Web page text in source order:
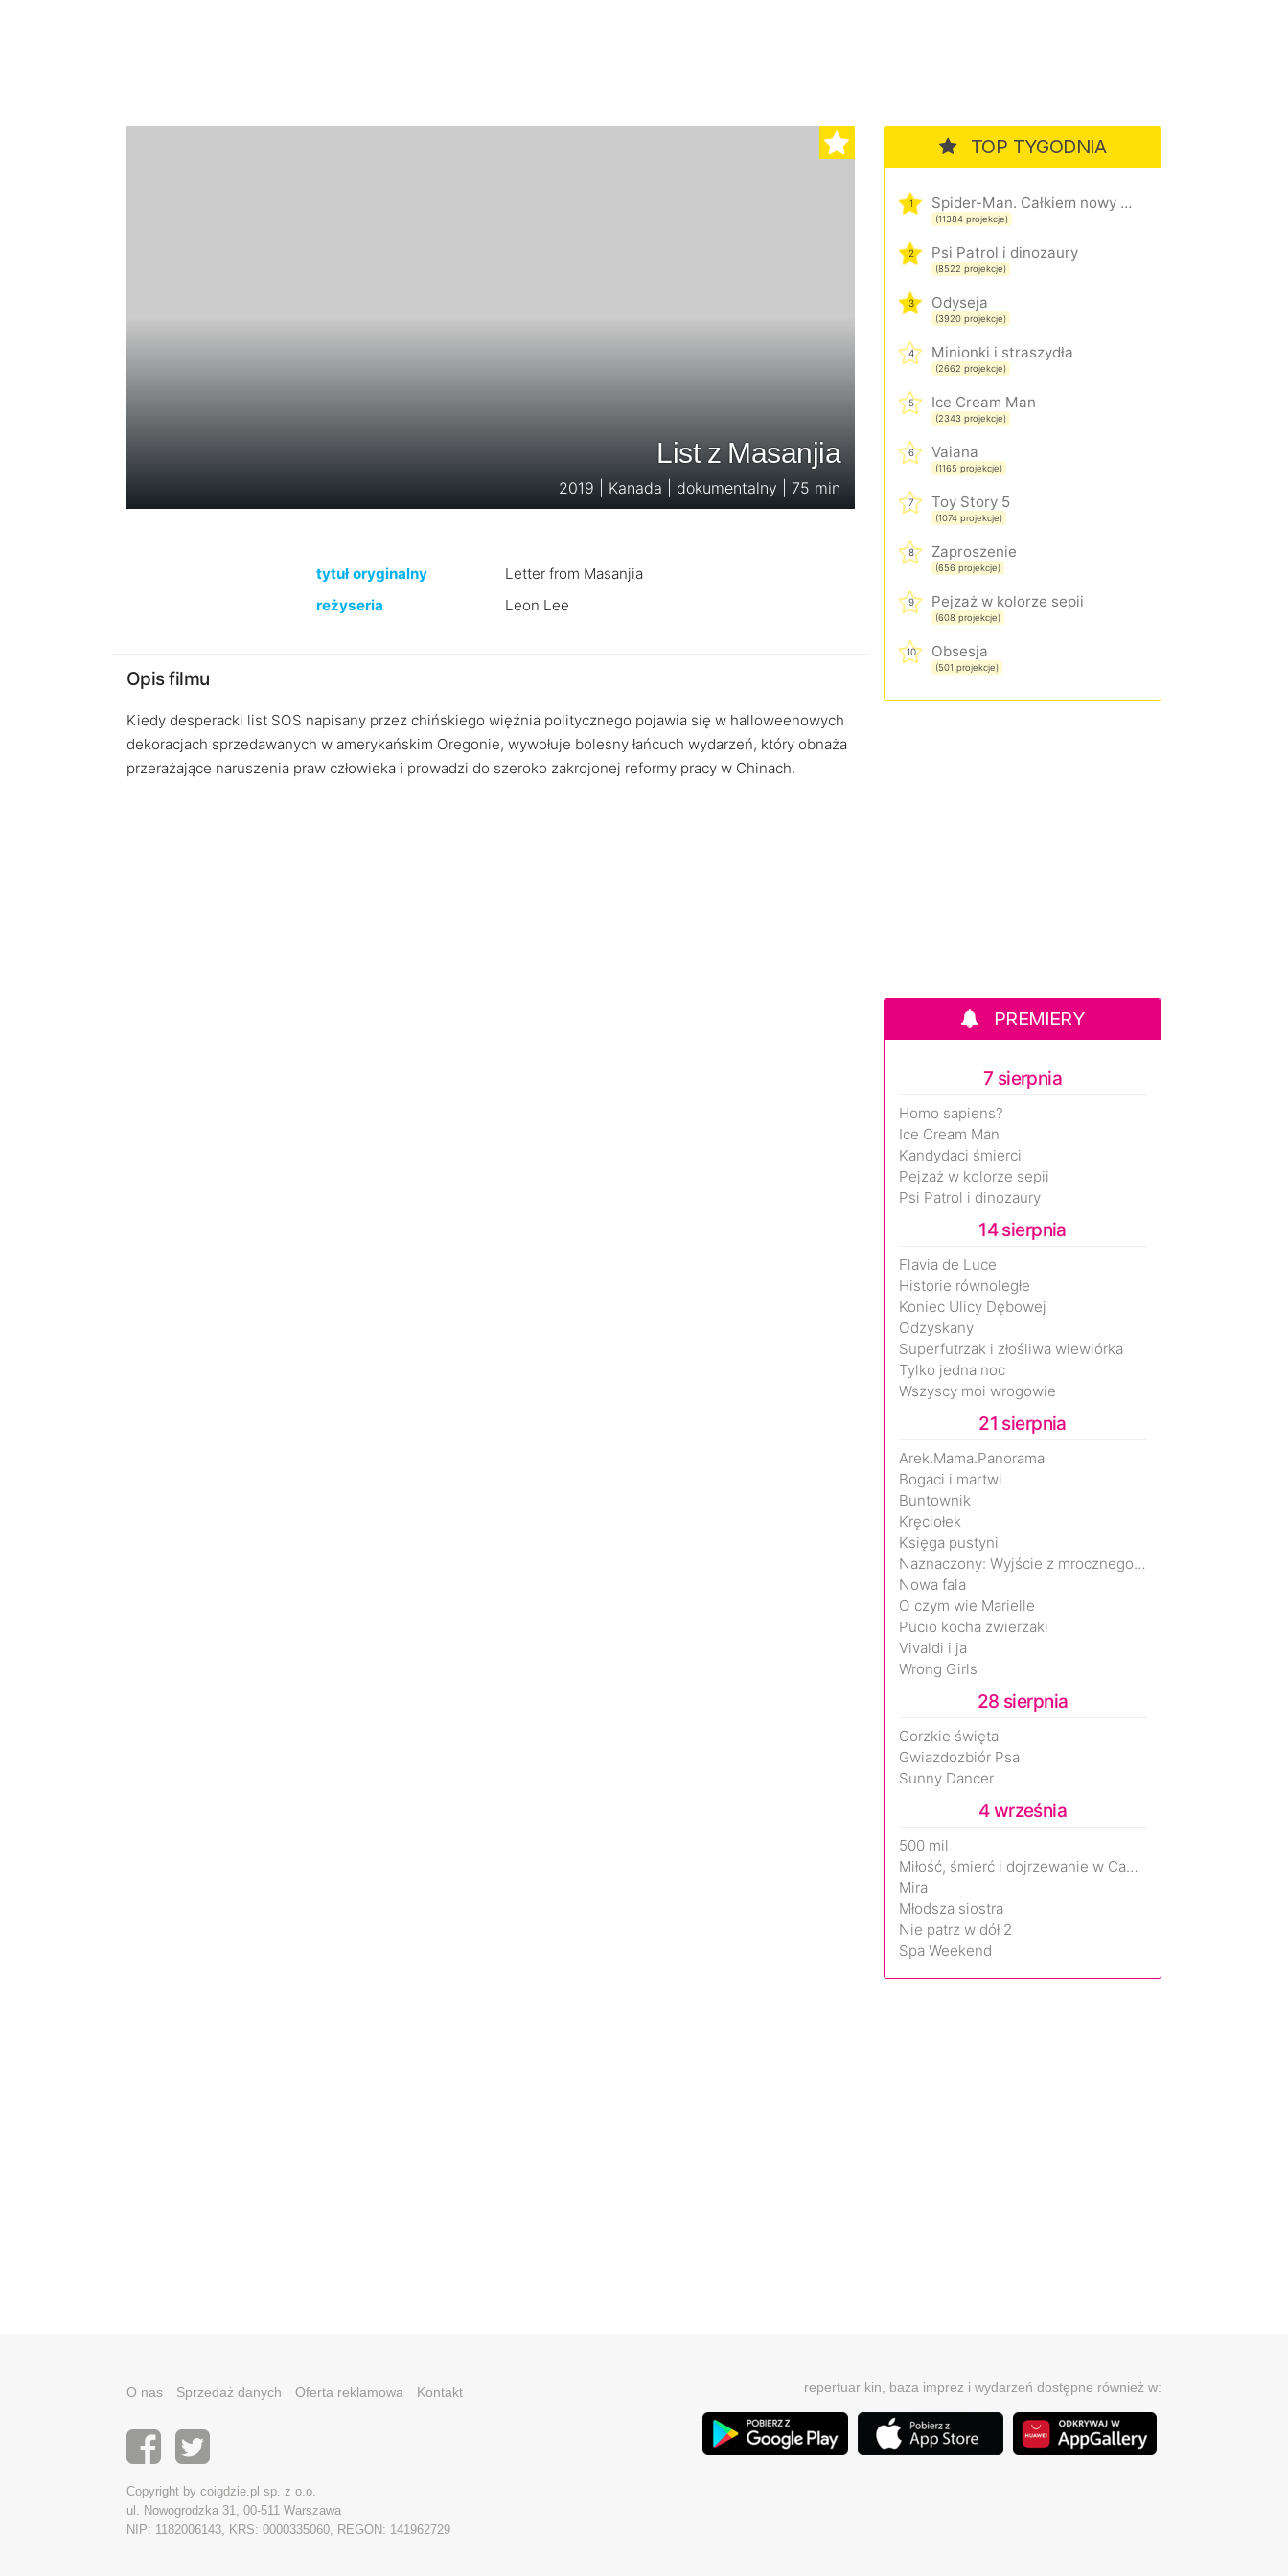
List z Masanjia
2019 | Kanada | dokumentalny | 75 min
tytuł oryginalny
Letter from Masanjia
reżyseria
Leon Lee
Opis filmu
Kiedy desperacki list SOS napisany przez chińskiego więźnia politycznego pojawia się w halloweenowych
dekoracjach sprzedawanych w amerykańskim Oregonie, wywołuje bolesny łańcuch wydarzeń, który obnaża
przerażające naruszenia praw człowieka i prowadzi do szeroko zakrojonej reformy pracy w Chinach.
TOP TYGODNIA
1 Spider-Man. Całkiem nowy dzień
(11384 projekcje)
2 Psi Patrol i dinozaury
(8522 projekcje)
3 Odyseja
(3920 projekcje)
4 Minionki i straszydła
(2662 projekcje)
5 Ice Cream Man
(2343 projekcje)
6 Vaiana
(1165 projekcje)
7 Toy Story 5
(1074 projekcje)
8 Zaproszenie
(656 projekcje)
9 Pejzaż w kolorze sepii
(608 projekcje)
10 Obsesja
(501 projekcje)
PREMIERY
7 sierpnia
Homo sapiens?
Ice Cream Man
Kandydaci śmierci
Pejzaż w kolorze sepii
Psi Patrol i dinozaury
14 sierpnia
Flavia de Luce
Historie równoległe
Koniec Ulicy Dębowej
Odzyskany
Superfutrzak i złośliwa wiewiórka
Tylko jedna noc
Wszyscy moi wrogowie
21 sierpnia
Arek.Mama.Panorama
Bogaci i martwi
Buntownik
Kręciołek
Księga pustyni
Naznaczony: Wyjście z mrocznego wymiaru
Nowa fala
O czym wie Marielle
Pucio kocha zwierzaki
Vivaldi i ja
Wrong Girls
28 sierpnia
Gorzkie święta
Gwiazdozbiór Psa
Sunny Dancer
4 września
500 mil
Miłość, śmierć i dojrzewanie w Camp Miasma
Mira
Młodsza siostra
Nie patrz w dół 2
Spa Weekend
O nas Sprzedaż danych Oferta reklamowa Kontakt
Copyright by coigdzie.pl sp. z o.o.
ul. Nowogrodzka 31, 00-511 Warszawa
NIP: 1182006143, KRS: 0000335060, REGON: 141962729
repertuar kin, baza imprez i wydarzeń dostępne również w: